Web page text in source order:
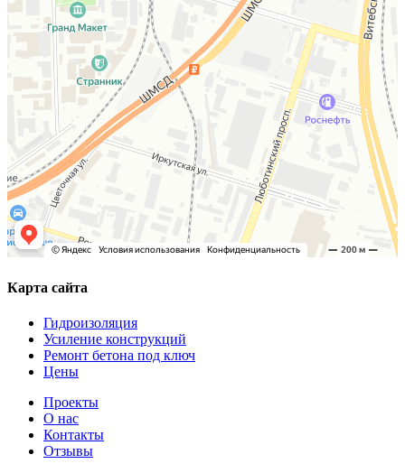
Карта сайта
Гидроизоляция
Усиление конструкций
Ремонт бетона под ключ
Цены
Проекты
О нас
Контакты
Отзывы